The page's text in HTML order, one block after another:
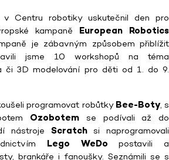
Centru robotiky uskutečnil den pro
kampaně European Robotics
je zábavným způsobem přiblížit
jsme 10 workshopů na téma
či 3D modelování pro děti od 1. do 9.
programovat robůtky Bee-Boty, s
Ozobotem se podívali až do
nástroje Scratchsi naprogramovali
Lego WeDo postavili a
brankáře i fanoušky. Seznámili se s